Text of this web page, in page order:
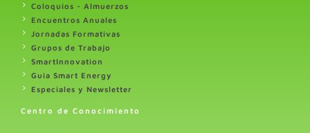
Coloquios - Almuerzos
Encuentros Anuales
Jornadas Formativas
Grupos de Trabajo
SmartInnovation
Guia Smart Energy
Especiales y Newsletter
Centro de Conocimiento